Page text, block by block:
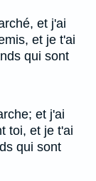
et j'ai
et je t'ai
qui sont
et j'ai
toi, et je t'ai
qui sont